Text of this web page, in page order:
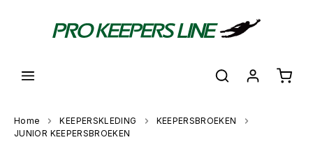
Home KEEPERSKLEDING
KEEPERSBROEKEN
JUNIOR KEEPERSBROEKEN